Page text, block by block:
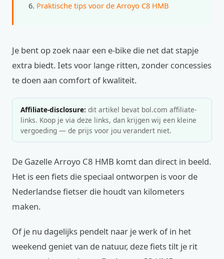
Praktische tips voor de Arroyo C8 HMB
Je bent op zoek naar een e-bike die net dat stapje
extra biedt. Iets voor lange ritten, zonder concessies
te doen aan comfort of kwaliteit.
Affiliate-disclosure: dit artikel bevat bol.com affiliate-
links. Koop je via deze links, dan krijgen wij een kleine
vergoeding — de prijs voor jou verandert niet.
De Gazelle Arroyo C8 HMB komt dan direct in beeld.
Het is een fiets die speciaal ontworpen is voor de
Nederlandse fietser die houdt van kilometers
maken.
Of je nu dagelijks pendelt naar je werk of in het
weekend geniet van de natuur, deze fiets tilt je rit